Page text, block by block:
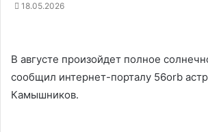
18.05.2026
В августе произойдет полное
сообщил интернет-порталу 56orb
Камышников.